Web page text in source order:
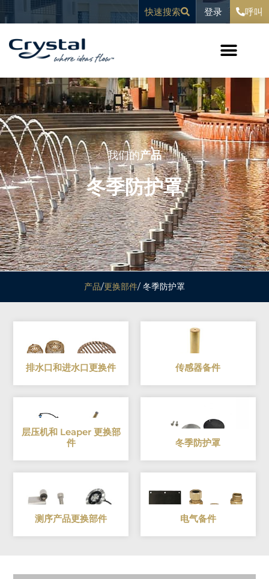
容
至
快速搜索 登录 呼叫
我们的产品
冬季防护罩
产品/更换部件/ 冬季防护罩
排水口和进水口更换件 传感器备件
层压机和 Leaper 更换部
件
冬季防护罩
测序产品更换部件 电气备件